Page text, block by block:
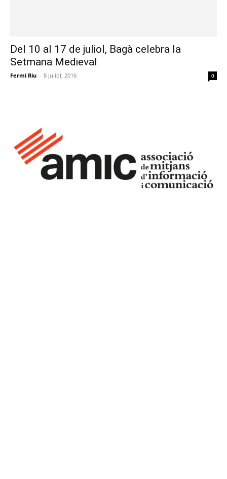
Del 10 al 17 de juliol, Bagà celebra la
Setmana Medieval
Fermi Riu - 8 juliol, 2016 0